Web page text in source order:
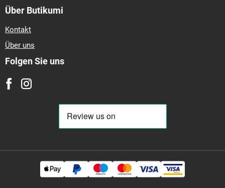
Über Butikumi
Kontakt
Über uns
Folgen Sie uns